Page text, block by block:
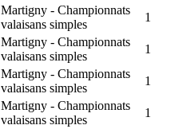
Martigny - Championnats
valaisans simples
1
Martigny - Championnats
valaisans simples
1
Martigny - Championnats
valaisans simples
1
Martigny - Championnats
valaisans simples
1